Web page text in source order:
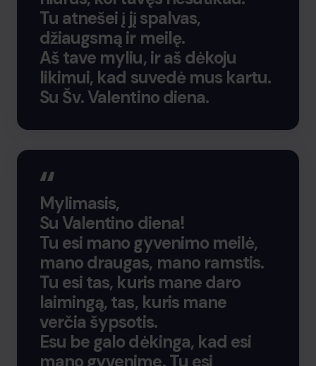
Tu atnešei į jį spalvas,
džiaugsmą ir meilę.
Aš tave myliu, ir aš dėkoju
likimui, kad suvedė mus kartu.
Su Šv. Valentino diena.
Mylimasis,
Su Valentino diena!
Tu esi mano gyvenimo meilė,
mano draugas, mano ramstis.
Tu esi tas, kuris mane daro
laimingą, tas, kuris mane
verčia šypsotis.
Esu be galo dėkinga, kad esi
mano gyvenime. Tu esi